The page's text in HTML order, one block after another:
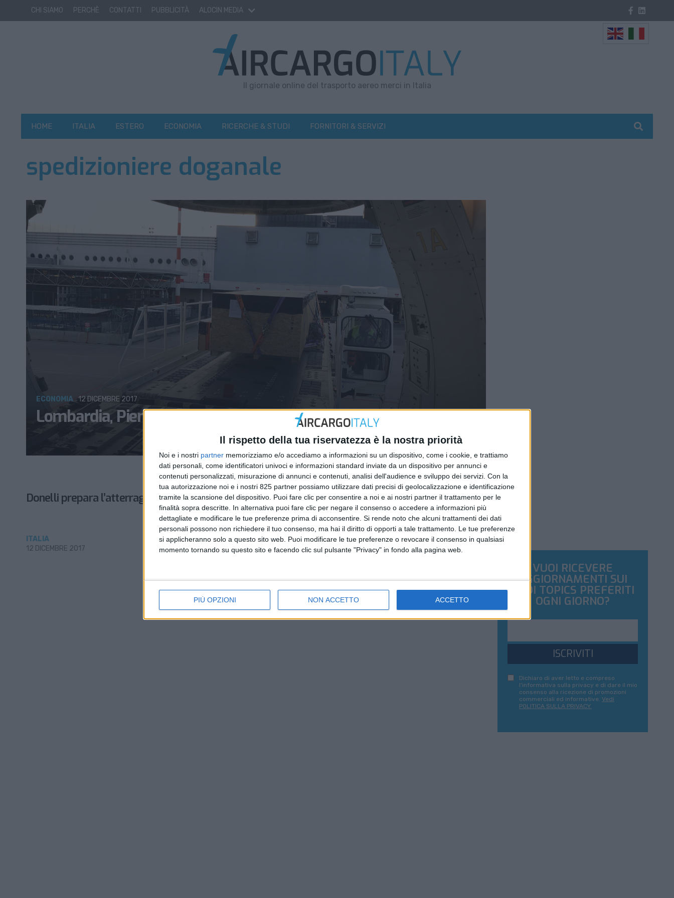
Il rispetto della tua riservatezza è la nostra priorità
Noi e i nostri partner memorizziamo e/o accediamo a informazioni su un dispositivo, come i cookie, e trattiamo
dati personali, come identificatori univoci e informazioni standard inviate da un dispositivo per annunci e
contenuti personalizzati, misurazione di annunci e contenuti, analisi dell'audience e sviluppo dei servizi. Con la
tua autorizzazione noi e i nostri 825 partner possiamo utilizzare dati precisi di geolocalizzazione e identificazione
tramite la scansione del dispositivo. Puoi fare clic per consentire a noi e ai nostri partner il trattamento per le
finalità sopra descritte. In alternativa puoi fare clic per negare il consenso o accedere a informazioni più
dettagliate e modificare le tue preferenze prima di acconsentire. Si rende noto che alcuni trattamenti dei dati
personali possono non richiedere il tuo consenso, ma hai il diritto di opporti a tale trattamento. Le tue preferenze
si applicheranno solo a questo sito web. Puoi modificare le tue preferenze o revocare il consenso in qualsiasi
momento tornando su questo sito e facendo clic sul pulsante "Privacy" in fondo alla pagina web.
PIÙ OPZIONI NON ACCETTO ACCETTO
CHI SIAMO PERCHÈ CONTATTI PUBBLICITÀ ALOCIN MEDIA
Il giornale online del trasporto aereo merci in Italia
HOME ITALIA ESTERO ECONOMIA RICERCHE & STUDI FORNITORI & SERVIZI
spedizioniere doganale
Lombardia, Piemonte e Lazio trainano l’export italiano nel 2017
ECONOMIA 12 DICEMBRE 2017
Donelli prepara l’atterraggio a Malpensa
ITALIA
12 DICEMBRE 2017
VUOI RICEVERE
AGGIORNAMENTI SUI
TUOI TOPICS PREFERITI
OGNI GIORNO?
ISCRIVITI
Dichiaro di aver letto e compreso
l'informativa sulla privacy e di dare il mio
consenso alla ricezione di promozioni
commerciali ed informative. Vedi
POLITICA SULLA PRIVACY.